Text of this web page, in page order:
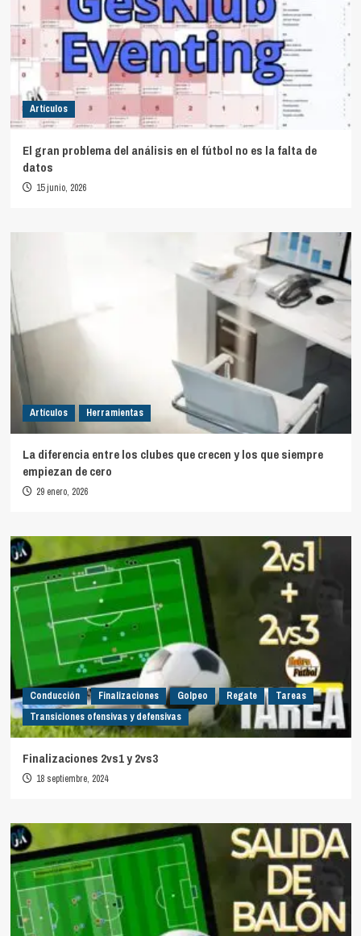
Artículos
El gran problema del análisis en el fútbol no es la falta de
datos
15 junio, 2026
Artículos Herramientas
La diferencia entre los clubes que crecen y los que siempre
empiezan de cero
29 enero, 2026
Conducción Finalizaciones Golpeo Regate
Tareas
Transiciones ofensivas y defensivas
Finalizaciones 2vs1 y 2vs3
18 septiembre, 2024